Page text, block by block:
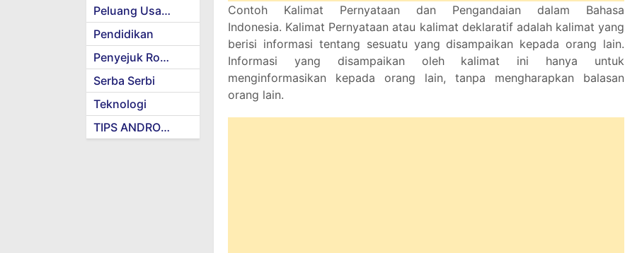
Contoh Kalimat Pernyataan dan Pengandaian dalam Bahasa
Indonesia. Kalimat Pernyataan atau kalimat deklaratif adalah kalimat yang
berisi informasi tentang sesuatu yang disampaikan kepada orang lain.
Informasi yang disampaikan oleh kalimat ini hanya untuk
menginformasikan kepada orang lain, tanpa mengharapkan balasan
orang lain.
Peluang Usaha
Pendidikan
Penyejuk Rohani
Serba Serbi
Teknologi
TIPS ANDROID